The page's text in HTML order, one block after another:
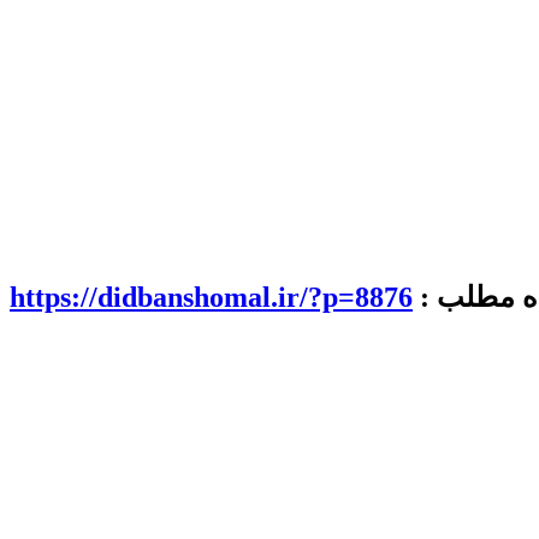
مطلب : https://didbanshomal.ir/?p=8876